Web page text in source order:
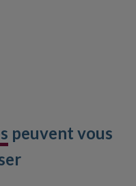
peuvent vous